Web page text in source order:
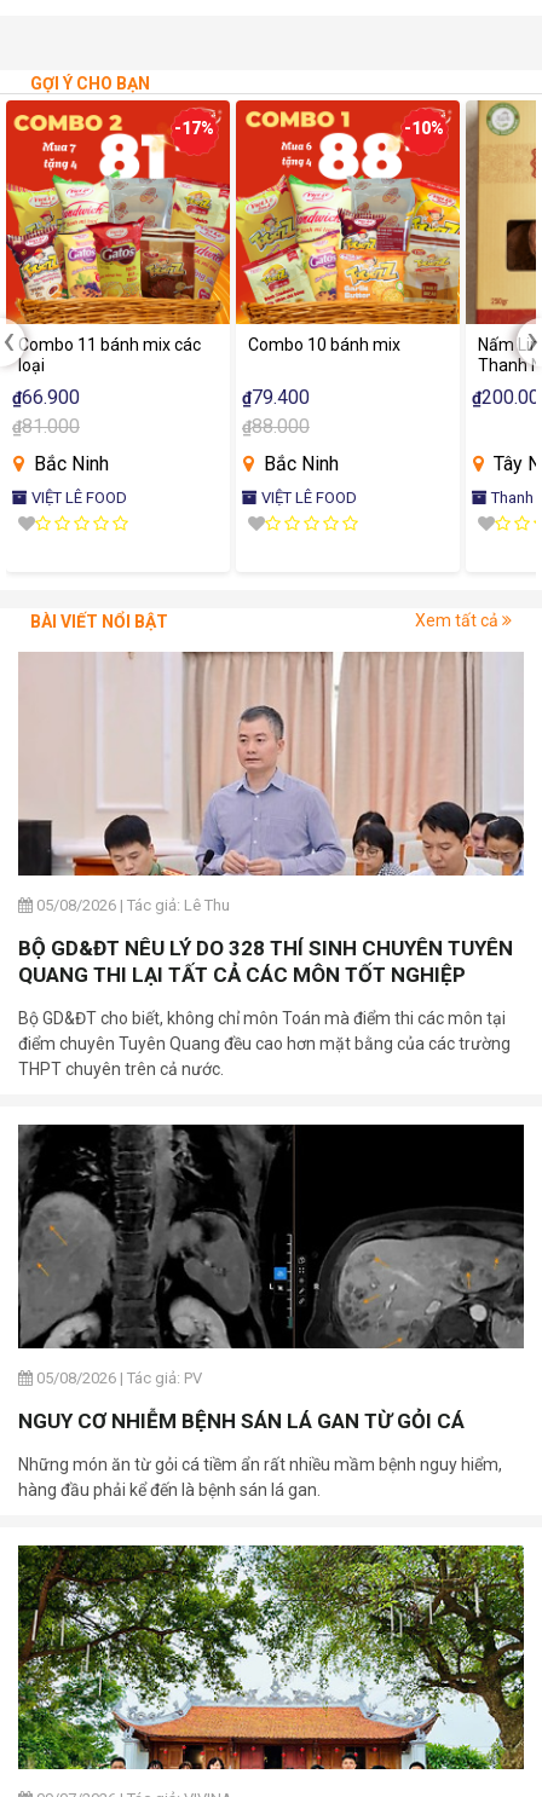
GỢI Ý CHO BẠN
-17%
Combo 11 bánh mix các
loại
₫66.900
₫81.000
Bắc Ninh
VIỆT LÊ FOOD
-10%
Combo 10 bánh mix
₫79.400
₫88.000
Bắc Ninh
VIỆT LÊ FOOD
Nấm
Thanh
- Dược
Bổ Sức
₫
Tây
Thanh Nhàn - HTX Tân Lập
Tiến
‹ ›
BÀI VIẾT NỔI BẬT Xem tất cả
05/08/2026 | Tác giả: Lê Thu
BỘ GD&ĐT NÊU LÝ DO 328 THÍ SINH CHUYÊN TUYÊN
QUANG THI LẠI TẤT CẢ CÁC MÔN TỐT NGHIỆP
Bộ GD&ĐT cho biết, không chỉ môn Toán mà điểm thi các môn tại
điểm chuyên Tuyên Quang đều cao hơn mặt bằng của các trường
THPT chuyên trên cả nước.
05/08/2026 | Tác giả: PV
NGUY CƠ NHIỄM BỆNH SÁN LÁ GAN TỪ GỎI CÁ
Những món ăn từ gỏi cá tiềm ẩn rất nhiều mầm bệnh nguy hiểm,
hàng đầu phải kể đến là bệnh sán lá gan.